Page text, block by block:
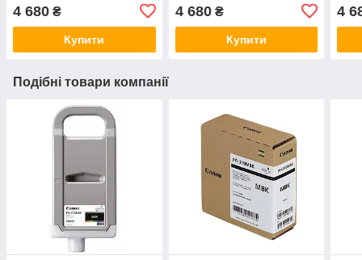
4 680 ₴
Купити
4 680₴
Купити
4
Подібні товари компанії